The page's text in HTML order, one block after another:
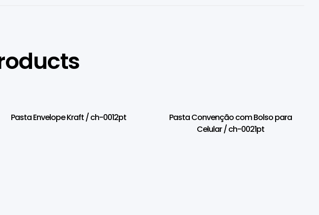
Pasta Envelope Kraft / ch-0012pt
Pasta Convenção com Bolso para
Celular / ch-0021pt